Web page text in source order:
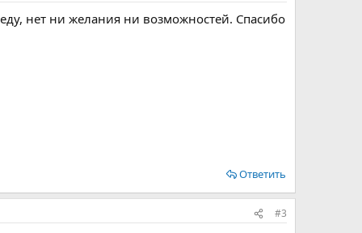
нет ни желания ни возможностей. Спасибо
Ответить
#3